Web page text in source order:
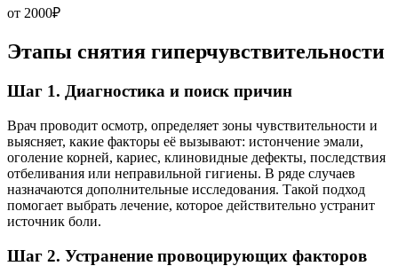
от 2000₽
Этапы снятия гиперчувствительности
Шаг 1. Диагностика и поиск причин
Врач проводит осмотр, определяет зоны чувствительности и
выясняет, какие факторы её вызывают: истончение эмали,
оголение корней, кариес, клиновидные дефекты, последствия
отбеливания или неправильной гигиены. В ряде случаев
назначаются дополнительные исследования. Такой подход
помогает выбрать лечение, которое действительно устранит
источник боли.
Шаг 2. Устранение провоцирующих факторов